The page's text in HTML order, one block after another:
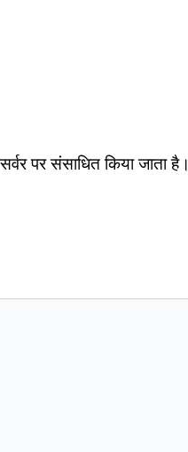
पर संसाधित किया जाता है।